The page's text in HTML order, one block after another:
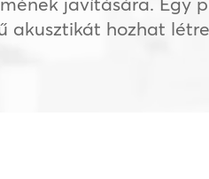
akusztikát hozhat